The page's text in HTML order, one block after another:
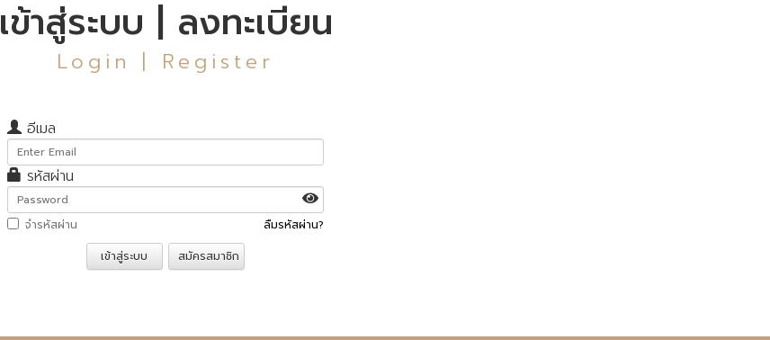
เข้าสู่ระบบ | ลงทะเบียน
Login | Register
อีเมล
รหัสผ่าน
จำรหัสผ่าน
ลืมรหัสผ่าน?
เข้าสู่ระบบ
สมัครสมาชิก